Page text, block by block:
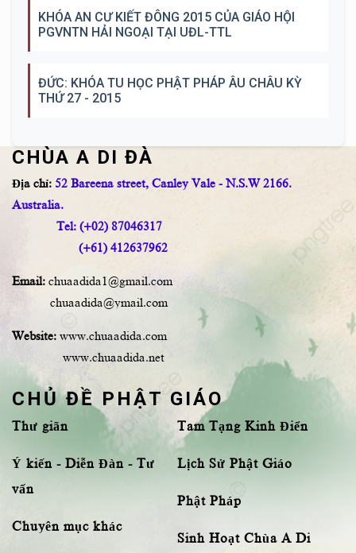
KHÓA AN CƯ KIẾT ĐÔNG 2015 CỦA GIÁO HỘI
PGVNTN HẢI NGOẠI TẠI UĐL-TTL
ĐỨC: KHÓA TU HỌC PHẬT PHÁP ÂU CHÂU KỲ
THỨ 27 - 2015
CHÙA A DI ĐÀ
Địa chỉ: 52 Bareena street, Canley Vale - N.S.W 2166.
Australia.
Tel: (+02) 87046317
(+61) 412637962
Email: chuaadida1@gmail.com
chuaadida@ymail.com
Website: www.chuaadida.com
www.chuaadida.net
CHỦ ĐỀ PHẬT GIÁO
Thư giãn
Ý kiến - Diễn Đàn - Tư
vấn
Chuyên mục khác
Tam Tạng Kinh Điển
Lịch Sử Phật Giáo
Phật Pháp
Sinh Hoạt Chùa A Di